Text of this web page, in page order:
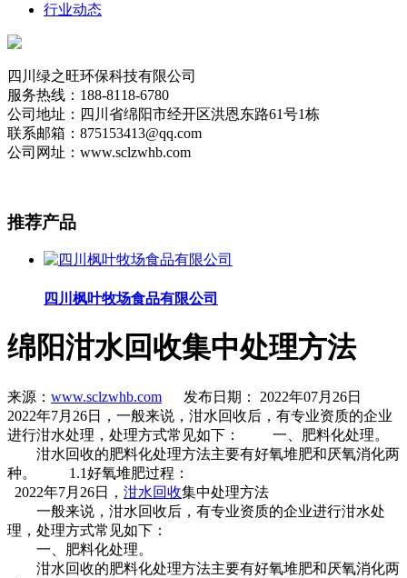
行业动态
四川绿之旺环保科技有限公司
服务热线：188-8118-6780
公司地址：四川省绵阳市经开区洪恩东路61号1栋
联系邮箱：875153413@qq.com
公司网址：www.sclzwhb.com
推荐产品
四川枫叶牧场食品有限公司
绵阳泔水回收集中处理方法
来源： www.sclzwhb.com 发布日期： 2022年07月26日
2022年7月26日，一般来说，泔水回收后，有专业资质的企业
进行泔水处理，处理方式常见如下： 一、肥料化处理。
泔水回收的肥料化处理方法主要有好氧堆肥和厌氧消化两
种。 1.1好氧堆肥过程：
2022年7月26日， 泔水回收集中处理方法
一般来说，泔水回收后，有专业资质的企业进行泔水处
理，处理方式常见如下：
一、肥料化处理。
泔水回收的肥料化处理方法主要有好氧堆肥和厌氧消化两